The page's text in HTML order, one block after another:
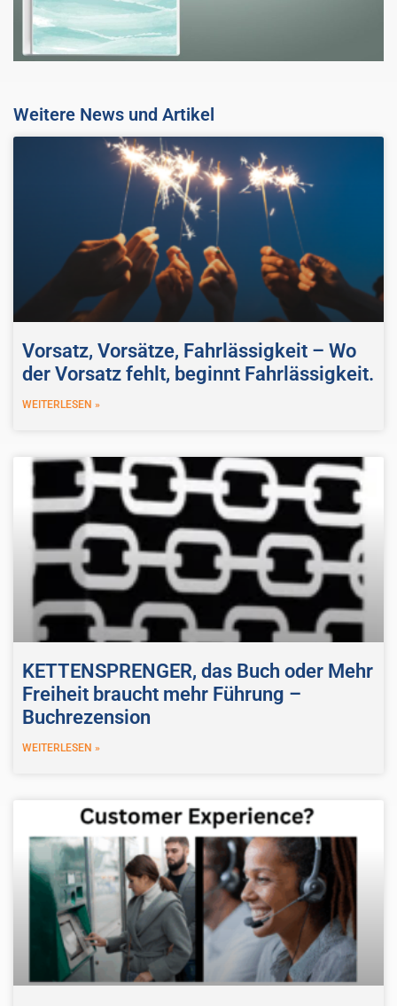
Weitere News und Artikel
Vorsatz, Vorsätze, Fahrlässigkeit – Wo
der Vorsatz fehlt, beginnt Fahrlässigkeit.
WEITERLESEN »
KETTENSPRENGER, das Buch oder Mehr
Freiheit braucht mehr Führung –
Buchrezension
WEITERLESEN »